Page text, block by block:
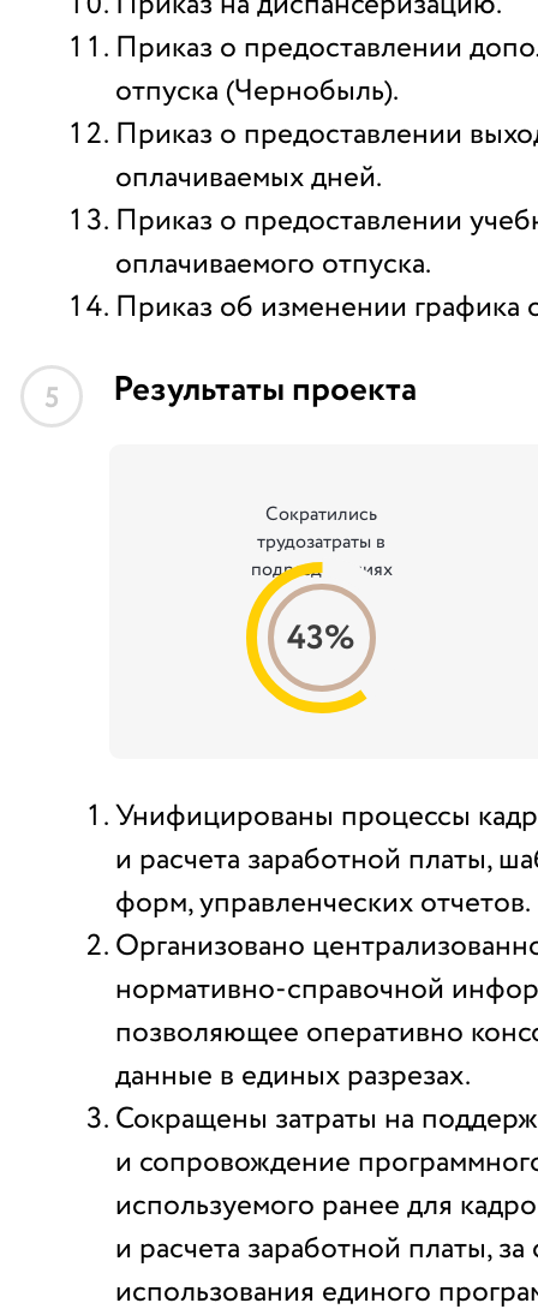
Приказ о предоставлении
отпуска (Чернобыль).
Приказ о предоставлении
оплачиваемых дней.
Приказ о предоставлении
оплачиваемого отпуска.
Приказ об изменении графика
5 Результаты проекта
Сократились
трудозатраты в
подразделениях
43%
Унифицированы процессы
и расчета заработной платы,
форм, управленческих отчетов.
Организовано
нормативно-справочной
позволяющее оперативно
данные в единых разрезах.
Сокращены затраты на
и сопровождение
используемого ранее для
и расчета заработной платы, за
использования единого